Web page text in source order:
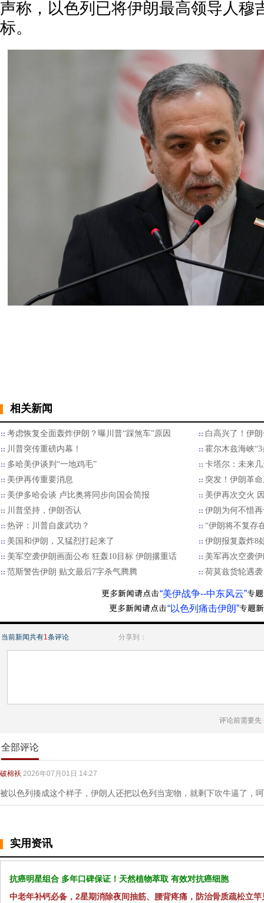
声称，以色列已将伊朗最高领导人穆
标。
相关新闻
考虑恢复全面轰炸伊朗？曝川普“踩煞车”原因
白高兴了！伊
川普突传重磅内幕！
霍尔木兹海峡
多哈美伊谈判“一地鸡毛”
卡塔尔：未来
美伊再传重要消息
突发！伊朗革
美伊多哈会谈 卢比奥将同步向国会简报
美伊再次交火
川普坚持，伊朗否认
伊朗为何不惜
热评：川普自废武功？
“伊朗将不复存
美国和伊朗，又猛烈打起来了
伊朗报复轰炸8
美军空袭伊朗画面公布 狂轰10目标 伊朗撂重话
美军再次空袭
范斯警告伊朗 贴文最后7字杀气腾腾
荷莫兹货轮遇
“美伊战争--中东风云”
“以色列痛击伊朗”
当前新闻共有1条评论 分享到：
评论前需要先
全部评论
破棉袄 2026年07月01日 14:27
被以色列揍成这个样子，伊朗人还把以色列当宠物，就剩下吹牛逼了，
实用资讯
抗癌明星组合 多年口碑保证！天然植物萃取 有效对抗癌细胞
中老年补钙必备，2星期消除夜间抽筋、腰背疼痛，防治骨质疏松立竿